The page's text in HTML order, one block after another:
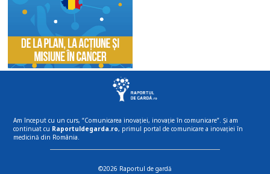
Am început cu un curs, “Comunicarea inovației, inovație în comunicare”. Și am
continuat cu Raportuldegarda.ro, primul portal de comunicare a inovației în
medicină din România.
©2026 Raportul de gardă